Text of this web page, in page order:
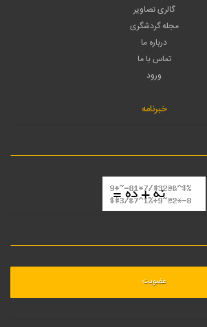
گالری تصاویر
مجله گردشگری
درباره ما
تماس با ما
ورود
خبرنامه